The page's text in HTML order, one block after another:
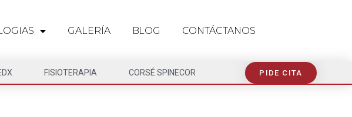
GALERÍA BLOG CONTÁCTANOS
FISIOTERAPIA CORSÉ SPINECOR PIDE CITA